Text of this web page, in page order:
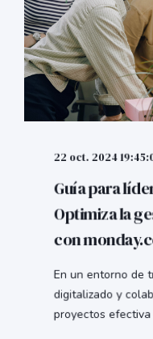
22 oct. 2024
Guía para
Optimiza la
con
En un entorno de
digitalizado y
proyectos